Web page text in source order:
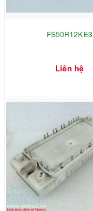
FS50R12KE3
Liên hệ